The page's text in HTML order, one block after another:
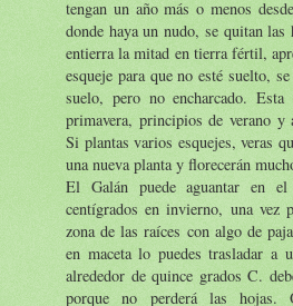
tengan un año más o menos
donde haya un nudo, se quitan
entierra la mitad en tierra fértil,
esqueje para que no esté suelto,
suelo, pero no encharcado.
primavera, principios de verano y
Si plantas varios esquejes, veras
una nueva planta y florecerán
El Galán puede aguantar en
centígrados en invierno, una vez
zona de las raíces con algo de
en maceta lo puedes trasladar
alrededor de quince grados C.
porque no perderá las hojas.